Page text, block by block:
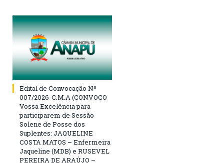
Edital de Convocação Nº
007/2026-C.M.A (CONVOCO
Vossa Excelência para
participarem de Sessão
Solene de Posse dos
Suplentes: JAQUELINE
COSTA MATOS – Enfermeira
Jaqueline (MDB) e RUSEVEL
PEREIRA DE ARAÚJO –